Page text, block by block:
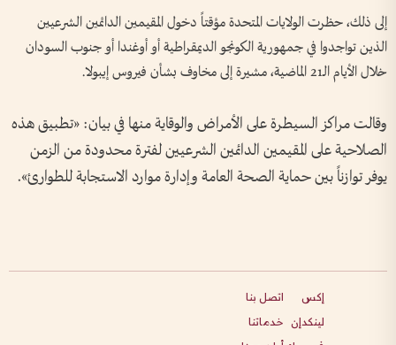
إلى ذلك، حظرت الولايات المتحدة ​مؤقتاً دخول المقيمين الدائمين ​الشرعيين
الذين تواجدوا في جمهورية الكونجو الديمقراطية أو أوغندا أو جنوب السودان
خلال الأيام الـ21 الماضية، مشيرة إلى مخاوف بشأن فيروس ⁠إيبولا.
وقالت مراكز السيطرة على الأمراض والوقاية منها في بيان: «تطبيق هذه
الصلاحية على المقيمين الدائمين الشرعيين لفترة محدودة من الزمن
يوفر توازناً بين حماية الصحة العامة وإدارة موارد الاستجابة للطوارئ».
إكس
لينكدإن
اتصل بنا
خدماتنا